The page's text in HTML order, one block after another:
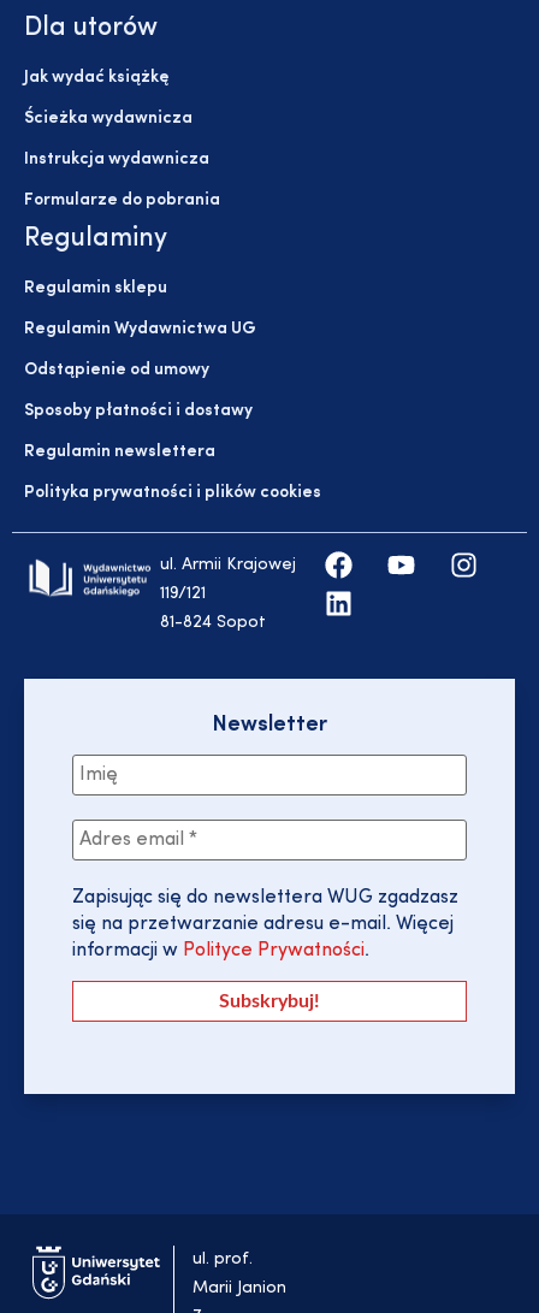
Dla utorów
Jak wydać książkę
Ścieżka wydawnicza
Instrukcja wydawnicza
Formularze do pobrania
Regulaminy
Regulamin sklepu
Regulamin Wydawnictwa UG
Odstąpienie od umowy
Sposoby płatności i dostawy
Regulamin newslettera
Polityka prywatności i plików cookies
ul. Armii Krajowej
119/121
81-824 Sopot
Newsletter
Zapisując się do newslettera WUG zgadzasz
się na przetwarzanie adresu e-mail. Więcej
informacji w Polityce Prywatności.
ul. prof.
Marii Janion